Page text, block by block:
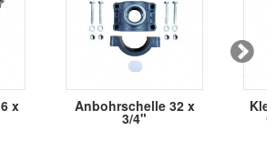
x Anbohrschelle 32 x
3/4"